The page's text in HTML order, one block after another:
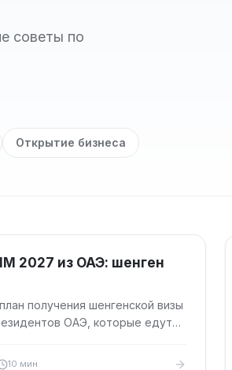
советы по
Открытие бизнеса
2027 из ОАЭ: шенген
получения шенгенской визы
ОАЭ, которые едут
10 мин